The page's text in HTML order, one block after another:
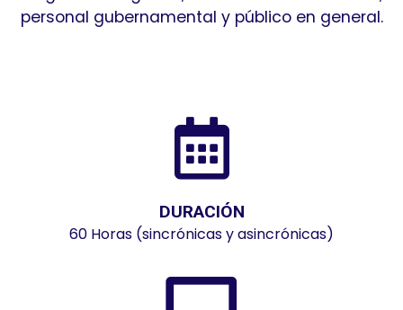
personal gubernamental y público en general.
DURACIÓN
60 Horas (sincrónicas y asincrónicas)